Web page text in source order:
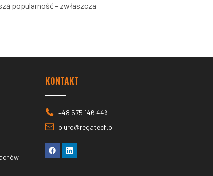
popularność – zwłaszcza
KONTAKT
+48 575 146 446
biuro@regatech.pl